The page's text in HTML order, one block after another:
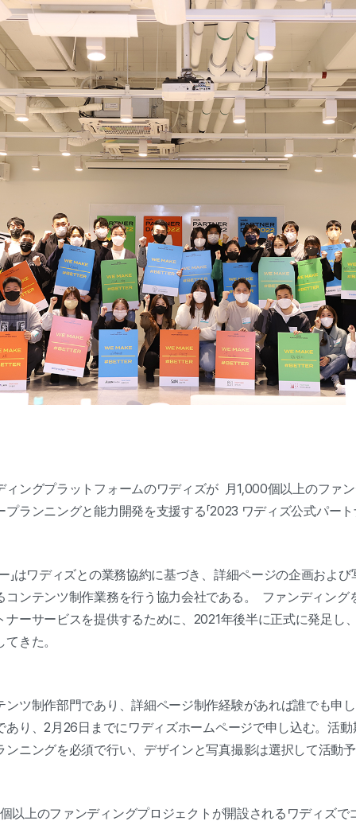
ィングプラットフォームのワディズが 月1,000個以上のファ
ランニングと能力開発を支援する「2023 ワディズ公式パート
」はワディズとの業務協約に基づき、詳細ページの企画およ
コンテンツ制作業務を行う協力会社である。 ファンディング
ナーサービスを提供するために、2021年後半に正式に発足し
きた。
ンツ制作部門であり、詳細ページ制作経験があれば誰でも申
あり、2月26日までにワディズホームページで申し込む。活
ンニングを必須で行い、デザインと写真撮影は選択して活動
以上のファンディングプロジェクトが開設されるワディズで